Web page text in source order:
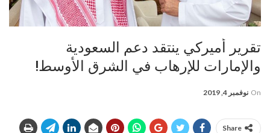
تقرير أميركي ينتقد دعم السعودية
والإمارات للإرهاب في الشرق الأوسط!
On نوفمبر 4, 2019
Share